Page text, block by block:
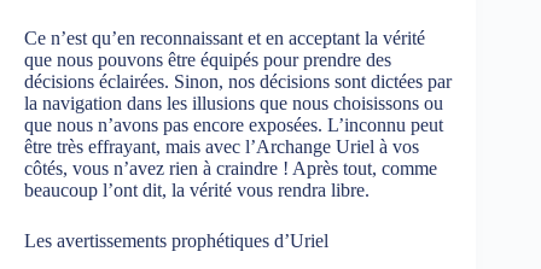
Ce n’est qu’en reconnaissant et en acceptant la vérité
que nous pouvons être équipés pour prendre des
décisions éclairées. Sinon, nos décisions sont dictées par
la navigation dans les illusions que nous choisissons ou
que nous n’avons pas encore exposées. L’inconnu peut
être très effrayant, mais avec l’Archange Uriel à vos
côtés, vous n’avez rien à craindre ! Après tout, comme
beaucoup l’ont dit, la vérité vous rendra libre.
Les avertissements prophétiques d’Uriel